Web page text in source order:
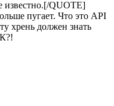
известно.[/QUOTE]
пугает. Что это АPI
хрень должен знать